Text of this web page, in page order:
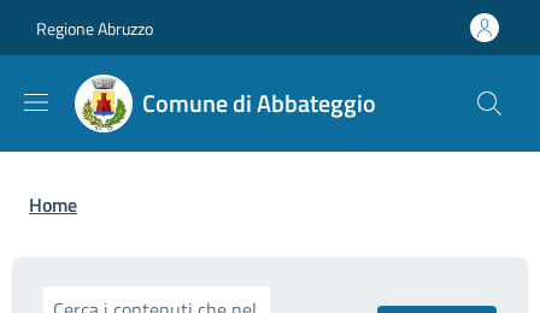
Regione Abruzzo
Comune di Abbateggio
Briciole di pane
Home